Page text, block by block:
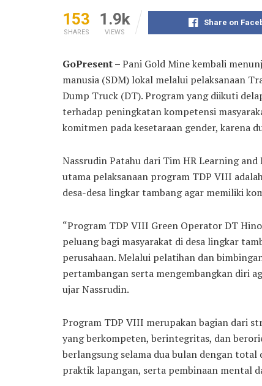
153
SHARES
1.9k
VIEWS
Share on
GoPresent –Pani Gold Mine kembali
manusia (SDM) lokal melalui pelaksanaan
Dump Truck (DT). Program yang diikuti
terhadap peningkatan kompetensi
komitmen pada kesetaraan gender, karena
Nassrudin Patahu dari Tim HR Learning
utama pelaksanaan program TDP VIII
desa-desa lingkar tambang agar memiliki
“Program TDP VIII Green Operator DT
peluang bagi masyarakat di desa lingkar
perusahaan. Melalui pelatihan dan
pertambangan serta mengembangkan diri
ujar Nassrudin.
Program TDP VIII merupakan bagian dari
yang berkompeten, berintegritas, dan
berlangsung selama dua bulan dengan
praktik lapangan, serta pembinaan mental